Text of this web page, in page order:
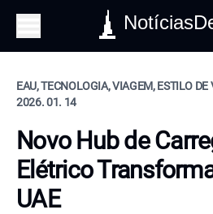
EAU, TECNOLOGIA, VIAGEM, ESTILO DE
2026. 01. 14
Novo Hub de
Elétrico
UAE